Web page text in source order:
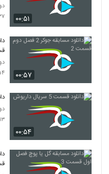
۰۰:۵۱
۰۰:۵۷
۱۵۴
۰۰:۵۴
۲۹۳